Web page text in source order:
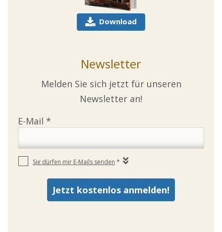
Download
Newsletter
Melden Sie sich jetzt für unseren
Newsletter an!